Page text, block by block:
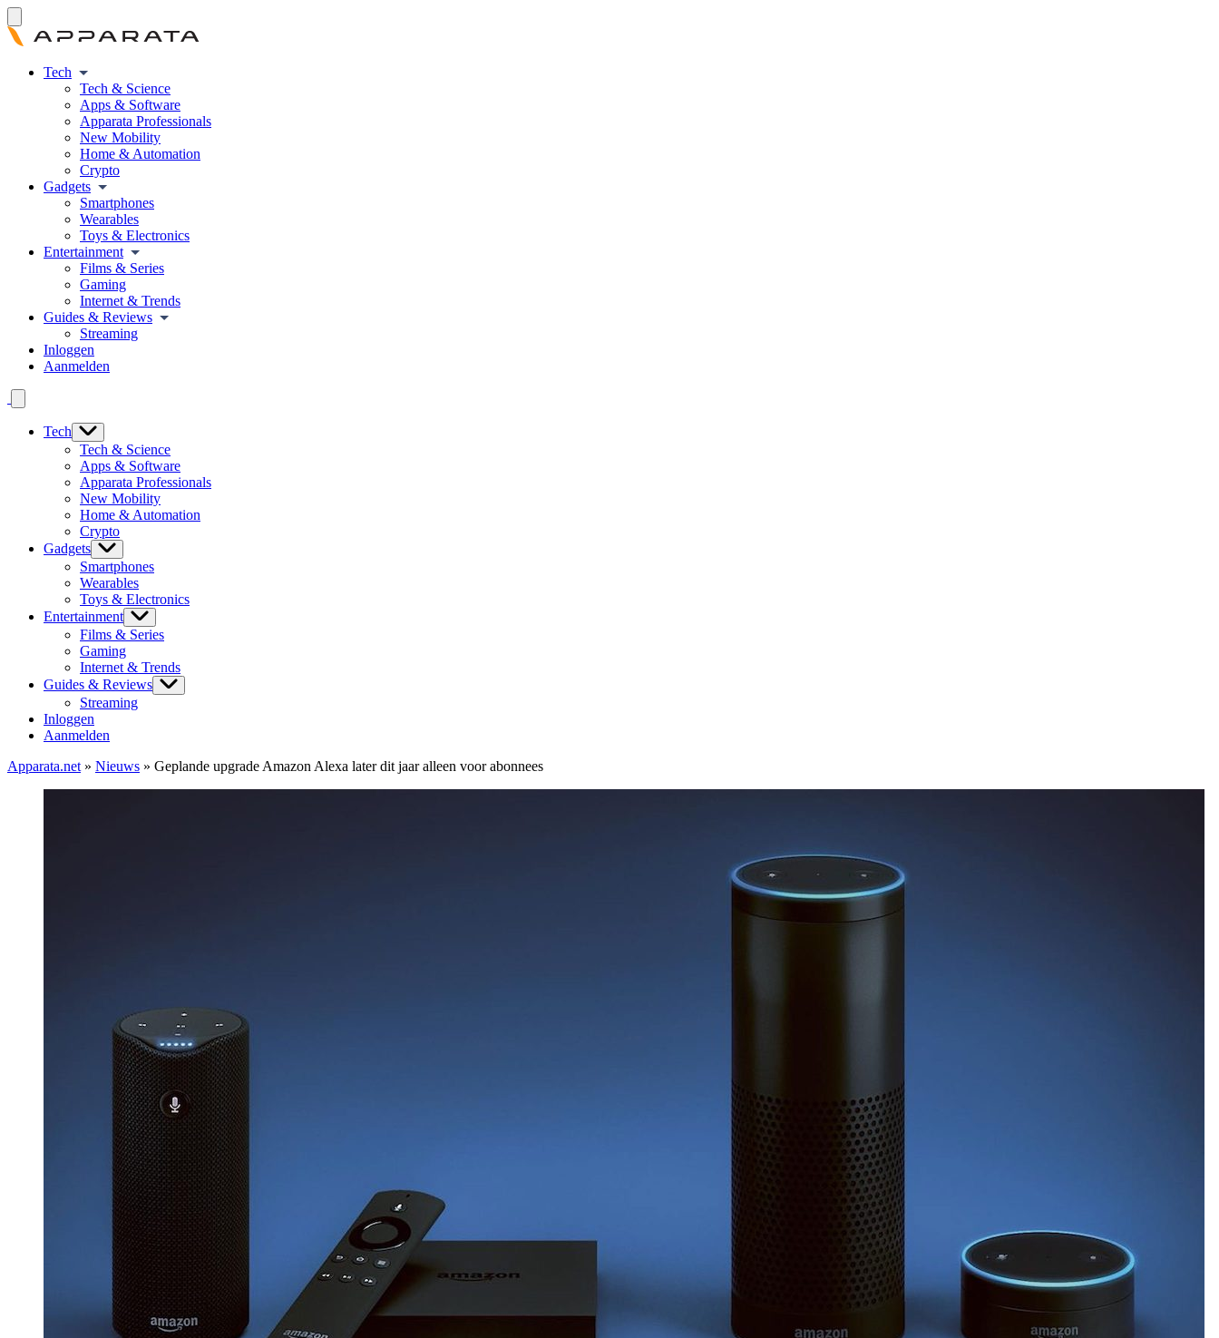
Tech
Tech & Science
Apps & Software
Apparata Professionals
New Mobility
Home & Automation
Crypto
Gadgets
Smartphones
Wearables
Toys & Electronics
Entertainment
Films & Series
Gaming
Internet & Trends
Guides & Reviews
Streaming
Inloggen
Aanmelden
Tech
Tech & Science
Apps & Software
Apparata Professionals
New Mobility
Home & Automation
Crypto
Gadgets
Smartphones
Wearables
Toys & Electronics
Entertainment
Films & Series
Gaming
Internet & Trends
Guides & Reviews
Streaming
Inloggen
Aanmelden
Apparata.net » Nieuws » Geplande upgrade Amazon Alexa later dit jaar alleen voor abonnees